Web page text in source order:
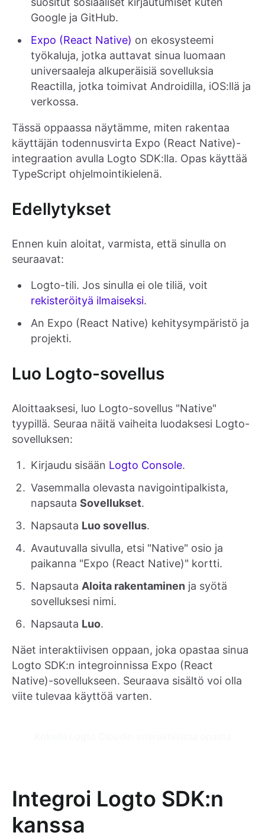
Google ja GitHub.
Expo (React Native) on ekosysteemi
työkaluja, jotka auttavat sinua luomaan
universaaleja alkuperäisiä sovelluksia
Reactilla, jotka toimivat Androidilla, iOS:llä ja
verkossa.
Tässä oppaassa näytämme, miten rakentaa
käyttäjän todennusvirta Expo (React Native)-
integraation avulla Logto SDK:lla. Opas käyttää
TypeScript ohjelmointikielenä.
Edellytykset
Ennen kuin aloitat, varmista, että sinulla on
seuraavat:
Logto-tili. Jos sinulla ei ole tiliä, voit
rekisteröityä ilmaiseksi.
An Expo (React Native) kehitysympäristö ja
projekti.
Luo Logto-sovellus
Aloittaaksesi, luo Logto-sovellus "Native"
tyypillä. Seuraa näitä vaiheita luodaksesi Logto-
sovelluksen:
Kirjaudu sisään Logto Console.
Vasemmalla olevasta navigointipalkista,
napsauta Sovellukset.
Napsauta Luo sovellus.
Avautuvalla sivulla, etsi "Native" osio ja
paikanna "Expo (React Native)" kortti.
Napsauta Aloita rakentaminen ja syötä
sovelluksesi nimi.
Napsauta Luo.
Näet interaktiivisen oppaan, joka opastaa sinua
Logto SDK:n integroinnissa Expo (React
Native)-sovellukseen. Seuraava sisältö voi olla
viite tulevaa käyttöä varten.
Integroi Logto SDK:n
kanssa